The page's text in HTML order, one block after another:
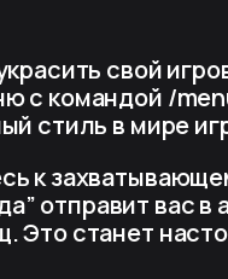
свой
с командой /
стиль в мире
к
отправит вас в
Это станет